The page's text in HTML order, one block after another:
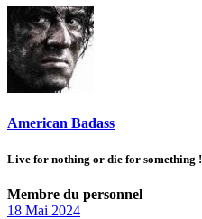
American Badass
Live for nothing or die for something !
Membre du personnel
18 Mai 2024